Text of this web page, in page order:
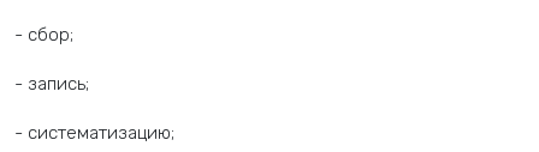
- сбор;
- запись;
- систематизацию;